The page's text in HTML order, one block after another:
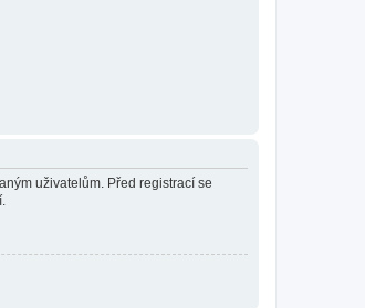
uživatelům. Před registrací se